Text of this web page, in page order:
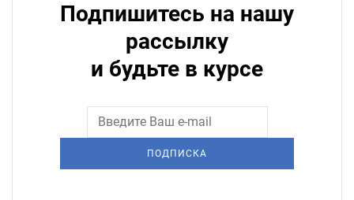
Подпишитесь на нашу
рассылку
и будьте в курсе
ПОДПИСКА